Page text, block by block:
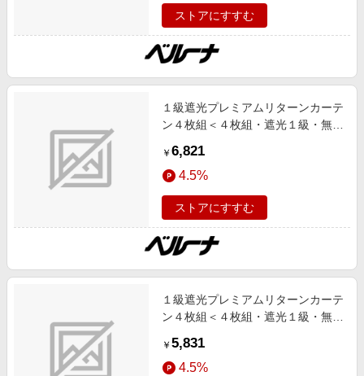
たかアイテム,形状記憶,断熱,防音
SNS,インテリア,ネット限定
ストアにすすむ
１級遮光プレミアムリターンカーテ
ン４枚組＜４枚組・遮光１級・無
活・リターンカーテン＞ ライトベ
ージュ １００Ｘ１７８ インテリア
iellio 夏号 1級遮光,UV対策/UVカッ
ト,あったかアイテム,形状記憶,断
熱,防音 SNS,インテリア,ネット限
定
￥ 6,821
4.5%
ストアにすすむ
１級遮光プレミアムリターンカーテ
ン４枚組＜４枚組・遮光１級・無
活・リターンカーテン＞ ブラウン
１００Ｘ１３５ インテリア iellio 夏
￥ 5,831
4.5%